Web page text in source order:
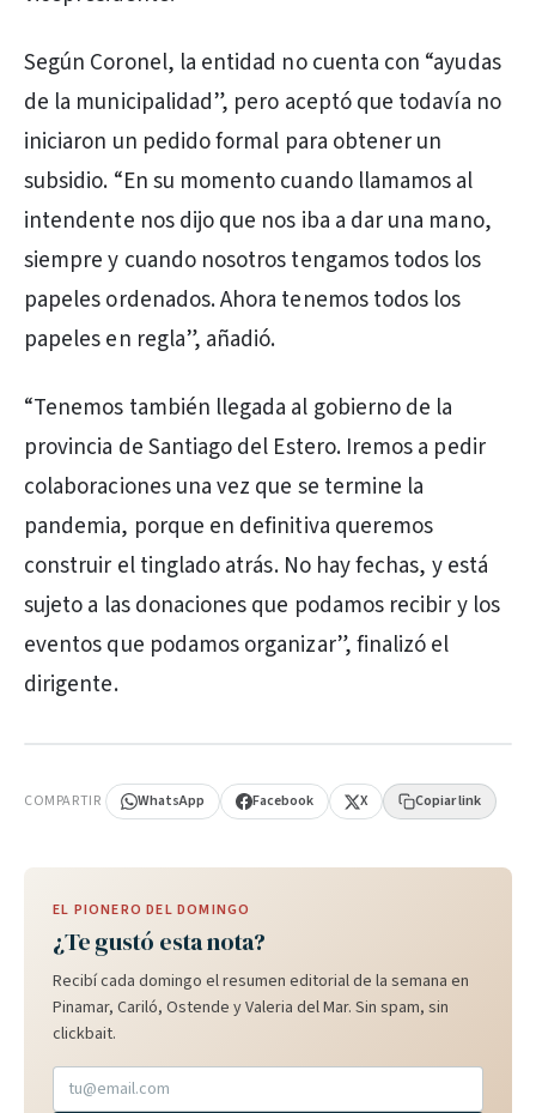
Según Coronel, la entidad no cuenta con “ayudas
de la municipalidad”, pero aceptó que todavía no
iniciaron un pedido formal para obtener un
subsidio. “En su momento cuando llamamos al
intendente nos dijo que nos iba a dar una mano,
siempre y cuando nosotros tengamos todos los
papeles ordenados. Ahora tenemos todos los
papeles en regla”, añadió.
“Tenemos también llegada al gobierno de la
provincia de Santiago del Estero. Iremos a pedir
colaboraciones una vez que se termine la
pandemia, porque en definitiva queremos
construir el tinglado atrás. No hay fechas, y está
sujeto a las donaciones que podamos recibir y los
eventos que podamos organizar”, finalizó el
dirigente.
COMPARTIR WhatsApp Facebook X Copiar link
EL PIONERO DEL DOMINGO
¿Te gustó esta nota?
Recibí cada domingo el resumen editorial de la semana en
Pinamar, Cariló, Ostende y Valeria del Mar. Sin spam, sin
clickbait.